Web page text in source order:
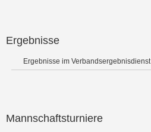
Ergebnisse
Ergebnisse im Verbandsergebnisdienst
Mannschaftsturniere